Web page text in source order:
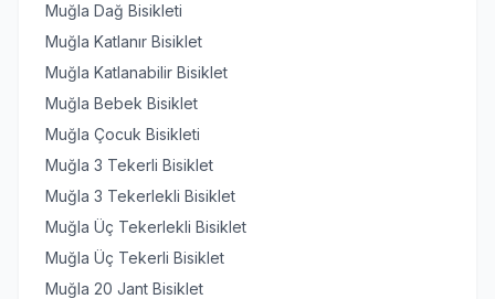
Muğla Dağ Bisikleti
Muğla Katlanır Bisiklet
Muğla Katlanabilir Bisiklet
Muğla Bebek Bisiklet
Muğla Çocuk Bisikleti
Muğla 3 Tekerli Bisiklet
Muğla 3 Tekerlekli Bisiklet
Muğla Üç Tekerlekli Bisiklet
Muğla Üç Tekerli Bisiklet
Muğla 20 Jant Bisiklet